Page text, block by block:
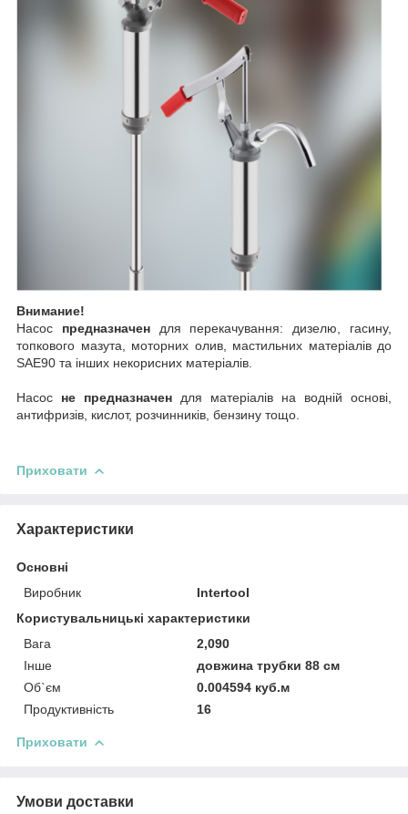
Внимание!
Насос предназначендля перекачування: дизелю, гасину,
топкового мазута, моторних олив, мастильних матеріалів до
SAE90 та інших некорисних матеріалів.
Насос не предназначен для матеріалів на водній основі,
антифризів, кислот, розчинників, бензину тощо.
Приховати
Характеристики
Основні
Виробник
Intertool
Користувальницькі характеристики
Вага
2,090
Інше
довжина трубки 88 см
Об`єм
0.004594 куб.м
Продуктивність
16
Приховати
Умови доставки